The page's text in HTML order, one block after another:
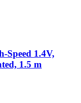
Speed 1.4V,
1.5 m